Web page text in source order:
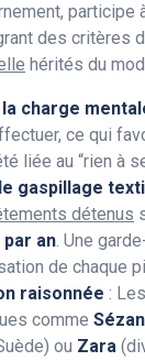
participe
des critères
hérités du
charge
ce qui
liée au “rien à
gaspillage
détenus
an. Une
de chaque
raisonnée :
comme
ou Zara